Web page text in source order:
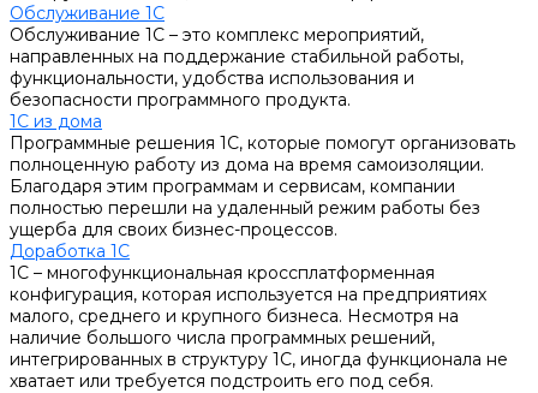
Обслуживание 1С
Обслуживание 1С – это комплекс мероприятий,
направленных на поддержание стабильной работы,
функциональности, удобства использования и
безопасности программного продукта.
1С из дома
Программные решения 1С, которые помогут организовать
полноценную работу из дома на время самоизоляции.
Благодаря этим программам и сервисам, компании
полностью перешли на удаленный режим работы без
ущерба для своих бизнес-процессов.
Доработка 1С
1С – многофункциональная кроссплатформенная
конфигурация, которая используется на предприятиях
малого, среднего и крупного бизнеса. Несмотря на
наличие большого числа программных решений,
интегрированных в структуру 1С, иногда функционала не
хватает или требуется подстроить его под себя.